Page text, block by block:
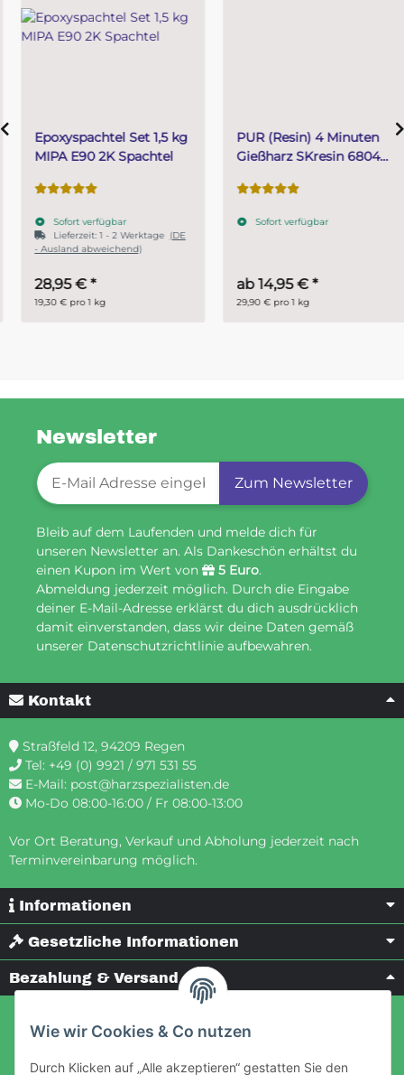
Wie wir Cookies & Co nutzen
Durch Klicken auf „Alle akzeptieren“ gestatten Sie den
Epoxyspachtel Set 1,5 kg
MIPA E90 2K Spachtel
Sofort verfügbar
Lieferzeit:1 - 2 Werktage(DE
- Ausland abweichend)
28,95 €*
19,30 € pro 1 kg
PUR (Resin) 4 Minuten
Gießharz SKresin 6804
Sofort verfügbar
ab14,95 €*
29,90 € pro 1 kg
Newsletter
Newsletter-Registrierung
Zum Newsletter
Bleib auf dem Laufenden und melde dich für
unseren Newsletter an. Als Dankeschön erhältst du
einen Kupon im Wert von
5 Euro.
Abmeldung jederzeit möglich. Durch die Eingabe
deiner E-Mail-Adresse erklärst du dich ausdrücklich
damit einverstanden, dass wir deine Daten gemäß
unserer Datenschutzrichtlinie aufbewahren.
Kontakt
Straßfeld 12, 94209 Regen
Tel: +49 (0) 9921 / 971 531 55
E-Mail: post@harzspezialisten.de
Mo-Do 08:00-16:00 / Fr 08:00-13:00
Vor Ort Beratung, Verkauf und Abholung jederzeit nach
Terminvereinbarung möglich.
Informationen
Gesetzliche Informationen
Bezahlung & Versand